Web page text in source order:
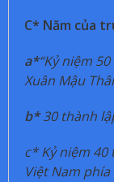
C* Năm của
a*“Kỷ niệm
Xuân Mậu
b*30 thành
c* Kỷ niệm
Việt Nam phía